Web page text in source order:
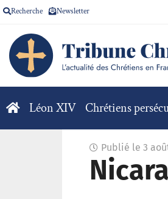
Recherche Newsletter
Léon XIV Chrétiens
Publié le 3